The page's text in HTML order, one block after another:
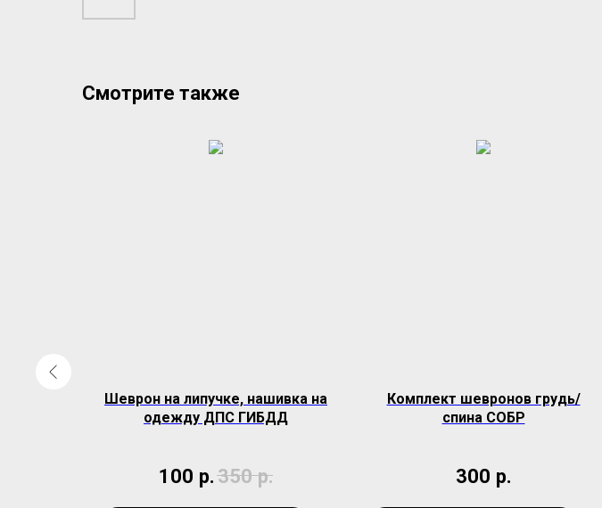
Смотрите также
Шеврон на липучке, нашивка на
одежду ДПС ГИБДД
100 р.350 р.
Комплект шевронов грудь/
спина СОБР
300 р.